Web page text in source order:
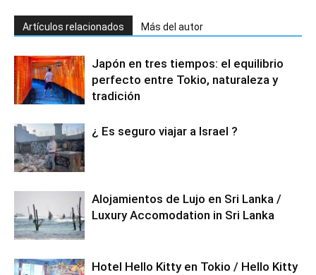
Artículos relacionados Más del autor
Japón en tres tiempos: el equilibrio
perfecto entre Tokio, naturaleza y
tradición
¿ Es seguro viajar a Israel ?
Alojamientos de Lujo en Sri Lanka /
Luxury Accomodation in Sri Lanka
Hotel Hello Kitty en Tokio / Hello Kitty